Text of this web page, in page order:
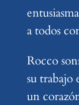
a todos
Rocco
su trabajo
un